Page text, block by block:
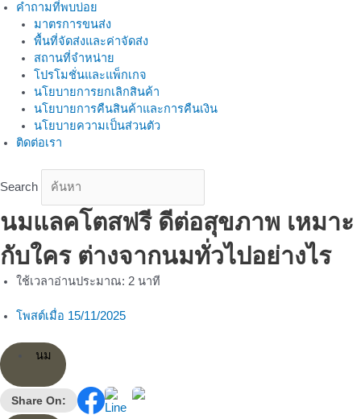
คำถามที่พบบ่อย
มาตรการขนส่ง
พื้นที่จัดส่งและค่าจัดส่ง
สถานที่จำหน่าย
โปรโมชั่นและแพ็กเกจ
นโยบายการยกเลิกสินค้า
นโยบายการคืนสินค้าและการคืนเงิน
นโยบายความเป็นส่วนตัว
ติดต่อเรา
Search
นมแลคโตสฟรี ดีต่อสุขภาพ เหมาะ
กับใคร ต่างจากนมทั่วไปอย่างไร
ใช้เวลาอ่านประมาณ: 2 นาที
โพสต์เมื่อ 15/11/2025
นม
Share On: